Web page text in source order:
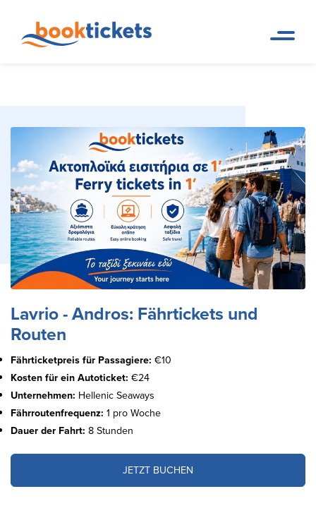
Fährverbindungen und Tickets
Lavrio - Andros: Fährtickets und
Routen
Fährticketpreis für Passagiere: €10
Kosten für ein Autoticket: €24
Unternehmen: Hellenic Seaways
Fährroutenfrequenz: 1 pro Woche
Dauer der Fahrt: 8 Stunden
JETZT BUCHEN